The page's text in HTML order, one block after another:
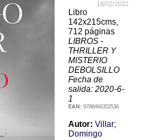
18/02/2022
Libro
142x215cms,
712 páginas
LIBROS -
THRILLER Y
MISTERIO
DEBOLSILLO
Fecha de
salida: 2020-6-
1
EAN: 9788466352536
Autor: Villar;
Domingo